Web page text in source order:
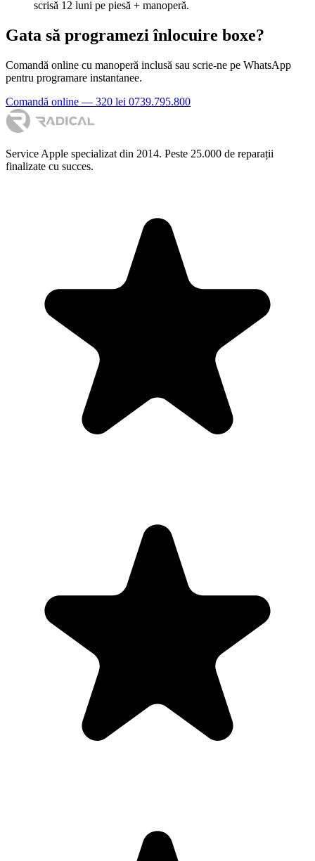
scrisă 12 luni pe piesă + manoperă.
Gata să programezi înlocuire boxe?
Comandă online cu manoperă inclusă sau scrie-ne pe WhatsApp
pentru programare instantanee.
Comandă online — 320 lei 0739.795.800
Service Apple specializat din 2014. Peste 25.000 de reparații
finalizate cu succes.